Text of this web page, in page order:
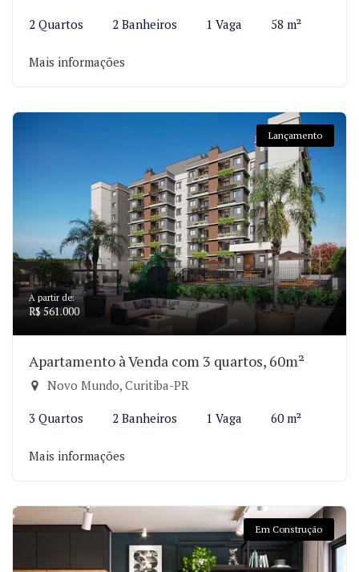
2 Quartos 2 Banheiros 1 Vaga 58 m²
Mais informações
Lançamento
A partir de:
R$ 561.000
Apartamento à Venda com 3 quartos, 60m²
Novo Mundo, Curitiba-PR
3 Quartos 2 Banheiros 1 Vaga 60 m²
Mais informações
Em Construção